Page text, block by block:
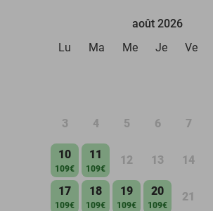
août 2026
Lu
Ma Me Je Ve
3 4 5 6 7
10
109€
11
109€
12 13 14
17
109€
18
109€
19
109€
20
109€
21